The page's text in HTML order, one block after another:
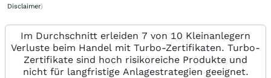
Disclaimer)
Im Durchschnitt erleiden 7 von 10 Kleinanlegern
Verluste beim Handel mit Turbo-Zertifikaten. Turbo-
Zertifikate sind hoch risikoreiche Produkte und
nicht für langfristige Anlagestrategien geeignet.